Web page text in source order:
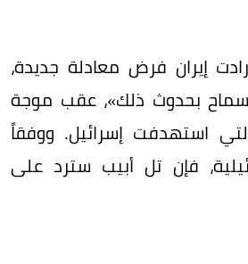
إيران فرض معادلة جديدة،
بحدوث ذلك»، عقب موجة
التي استهدفت إسرائيل. ووفقاً
فإن تل أبيب سترد على